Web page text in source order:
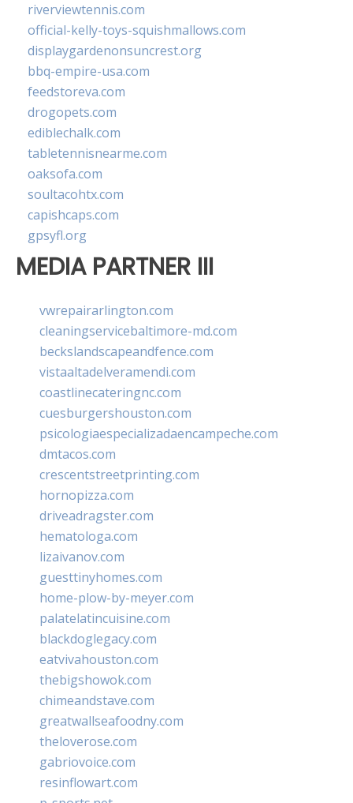
riverviewtennis.com
official-kelly-toys-squishmallows.com
displaygardenonsuncrest.org
bbq-empire-usa.com
feedstoreva.com
drogopets.com
ediblechalk.com
tabletennisnearme.com
oaksofa.com
soultacohtx.com
capishcaps.com
gpsyfl.org
MEDIA PARTNER III
vwrepairarlington.com
cleaningservicebaltimore-md.com
beckslandscapeandfence.com
vistaaltadelveramendi.com
coastlinecateringnc.com
cuesburgershouston.com
psicologiaespecializadaencampeche.com
dmtacos.com
crescentstreetprinting.com
hornopizza.com
driveadragster.com
hematologa.com
lizaivanov.com
guesttinyhomes.com
home-plow-by-meyer.com
palatelatincuisine.com
blackdoglegacy.com
eatvivahouston.com
thebigshowok.com
chimeandstave.com
greatwallseafoodny.com
theloverose.com
gabriovoice.com
resinflowart.com